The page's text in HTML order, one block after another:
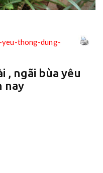
thong-dung-
, ngãi bùa yêu
nay